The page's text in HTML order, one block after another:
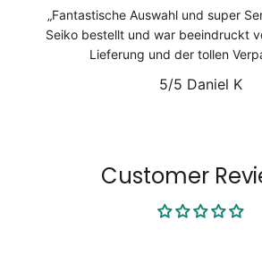
Fantastische Auswahl und super
Seiko bestellt und war beeindruckt
Lieferung und der tollen
5/5 Daniel K
Customer